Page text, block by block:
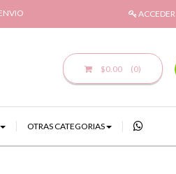
ACCEDER
$0.00 (0)
OTRAS CATEGORIAS